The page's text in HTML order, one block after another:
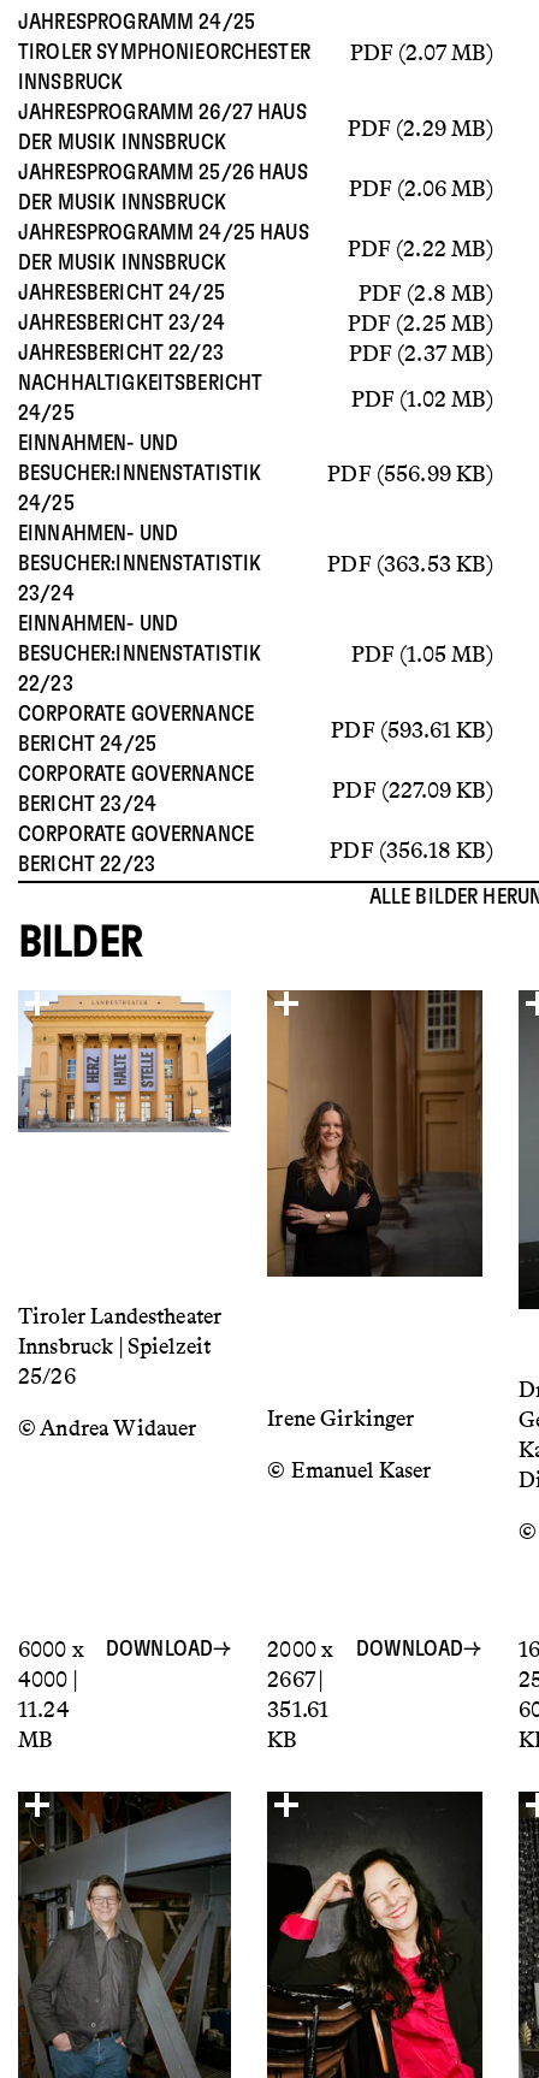
JAHRESPROGRAMM 24/25
TIROLER SYMPHONIEORCHESTER
INNSBRUCK
PDF (2.07 MB)
JAHRESPROGRAMM 26/27 HAUS
DER MUSIK INNSBRUCK
PDF (2.29 MB)
JAHRESPROGRAMM 25/26 HAUS
DER MUSIK INNSBRUCK
PDF (2.06 MB)
JAHRESPROGRAMM 24/25 HAUS
DER MUSIK INNSBRUCK
PDF (2.22 MB)
JAHRESBERICHT 24/25 PDF (2.8 MB)
JAHRESBERICHT 23/24 PDF (2.25 MB)
JAHRESBERICHT 22/23 PDF (2.37 MB)
NACHHALTIGKEITSBERICHT
24/25
PDF (1.02 MB)
EINNAHMEN- UND
BESUCHER:INNENSTATISTIK
24/25
PDF (556.99 KB)
EINNAHMEN- UND
BESUCHER:INNENSTATISTIK
23/24
PDF (363.53 KB)
EINNAHMEN- UND
BESUCHER:INNENSTATISTIK
22/23
PDF (1.05 MB)
CORPORATE GOVERNANCE
BERICHT 24/25
PDF (593.61 KB)
CORPORATE GOVERNANCE
BERICHT 23/24
PDF (227.09 KB)
CORPORATE GOVERNANCE
BERICHT 22/23
PDF (356.18 KB)
BILDER
ALLE BILDER
Tiroler Landestheater
Innsbruck | Spielzeit
25/26
© Andrea Widauer
6000 x
4000 |
11.24
MB
DOWNLOAD
Irene Girkinger
© Emanuel Kaser
2000 x
2667 |
351.61
KB
DOWNLOAD
©